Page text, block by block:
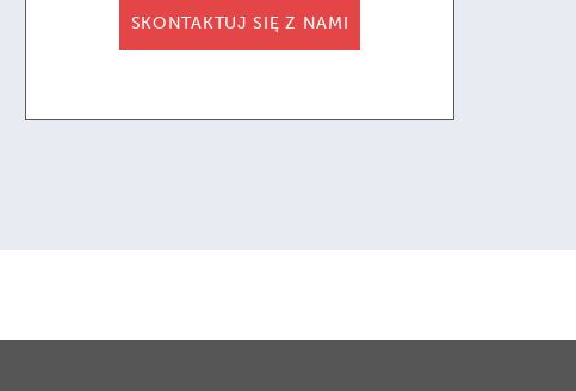
SKONTAKTUJ SIĘ Z NAMI
zautomatyzowanego
Opcjonalne zdalne